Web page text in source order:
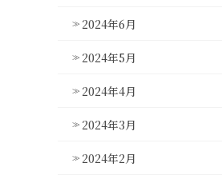
2024年6月
2024年5月
2024年4月
2024年3月
2024年2月